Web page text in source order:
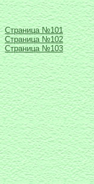
Страница №101
Страница №102
Страница №103